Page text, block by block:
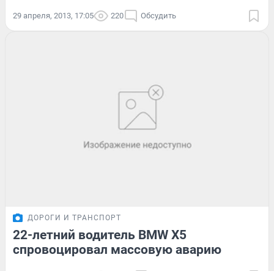
29 апреля, 2013, 17:05 220 Обсудить
ДОРОГИ И ТРАНСПОРТ
22-летний водитель BMW X5
спровоцировал массовую аварию